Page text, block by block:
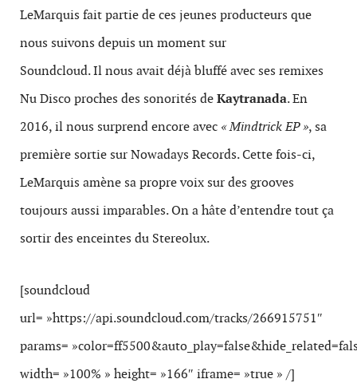
LeMarquis fait partie de ces jeunes producteurs que
nous suivons depuis un moment sur
Soundcloud. Il nous avait déjà bluffé avec ses remixes
Nu Disco proches des sonorités deKaytranada. En
2016, il nous surprend encore avec « Mindtrick EP », sa
première sortie sur Nowadays Records. Cette fois-ci,
LeMarquis amène sa propre voix sur des grooves
toujours aussi imparables. On a hâte d’entendre tout ça
sortir des enceintes du Stereolux.
[soundcloud
url= »https://api.soundcloud.com/tracks/266915751″
params=
width= »100% » height= »166″ iframe= »true » /]